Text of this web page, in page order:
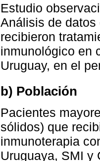
Estudio
Análisis de
recibieron
inmunológico en
Uruguay, en el
b) Población
Pacientes
sólidos) que
inmunoterapia
Uruguaya, SMI y